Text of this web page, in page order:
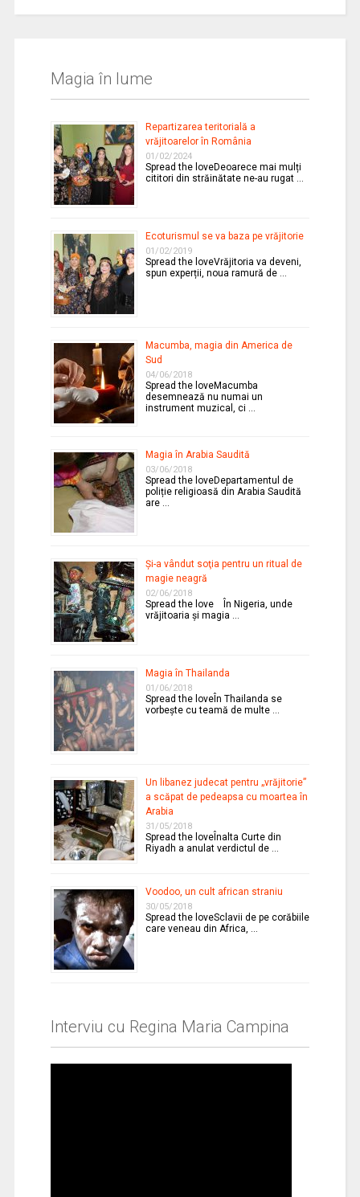
Magia în lume
Repartizarea teritorială a
vrăjitoarelor în România
01/02/2024
Spread the loveDeoarece mai mulți
cititori din străinătate ne-au rugat …
Ecoturismul se va baza pe vrăjitorie
01/02/2019
Spread the loveVrăjitoria va deveni,
spun experții, noua ramură de …
Macumba, magia din America de
Sud
04/06/2018
Spread the loveMacumba
desemnează nu numai un
instrument muzical, ci …
Magia în Arabia Saudită
03/06/2018
Spread the loveDepartamentul de
poliție religioasă din Arabia Saudită
are …
Şi-a vândut soţia pentru un ritual de
magie neagră
02/06/2018
Spread the love În Nigeria, unde
vrăjitoaria şi magia …
Magia în Thailanda
01/06/2018
Spread the loveÎn Thailanda se
vorbeşte cu teamă de multe …
Un libanez judecat pentru „vrăjitorie”
a scăpat de pedeapsa cu moartea în
Arabia
31/05/2018
Spread the loveÎnalta Curte din
Riyadh a anulat verdictul de …
Voodoo, un cult african straniu
30/05/2018
Spread the loveSclavii de pe corăbiile
care veneau din Africa, …
Interviu cu Regina Maria Campina